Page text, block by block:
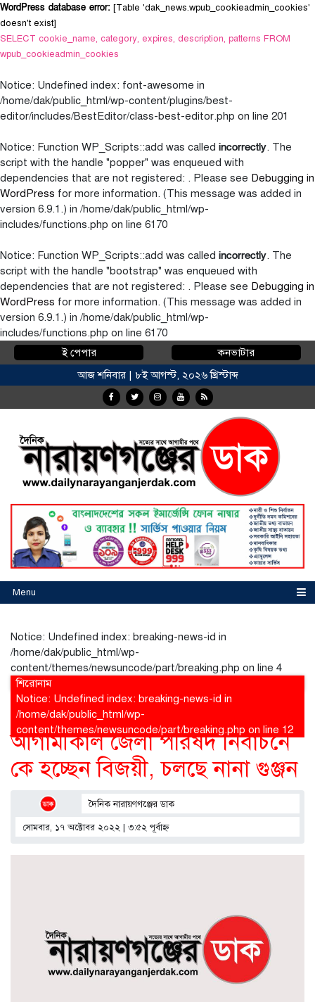
WordPress database error: [Table 'dak_news.wpub_cookieadmin_cookies'
doesn't exist]
SELECT cookie_name, category, expires, description, patterns FROM
wpub_cookieadmin_cookies
Notice: Undefined index: font-awesome in
/home/dak/public_html/wp-content/plugins/best-
editor/includes/BestEditor/class-best-editor.php on line 201
Notice: Function WP_Scripts::add was called incorrectly. The
script with the handle "popper" was enqueued with
dependencies that are not registered: . Please see Debugging in
WordPress for more information. (This message was added in
version 6.9.1.) in /home/dak/public_html/wp-
includes/functions.php on line 6170
Notice: Function WP_Scripts::add was called incorrectly. The
script with the handle "bootstrap" was enqueued with
dependencies that are not registered: . Please see Debugging in
WordPress for more information. (This message was added in
version 6.9.1.) in /home/dak/public_html/wp-
includes/functions.php on line 6170
ই পেপার
কনভাটার
আজ শনিবার | ৮ই আগস্ট, ২০২৬ খ্রিস্টাব্দ
Menu
Notice: Undefined index: breaking-news-id in
/home/dak/public_html/wp-
content/themes/newsuncode/part/breaking.php on line 4
শিরোনাম
Notice: Undefined index: breaking-news-id in
/home/dak/public_html/wp-
content/themes/newsuncode/part/breaking.php on line 12
বোনাফাইড মশারি কারখানার বিরুদ্ধে শ্রম আইন লঙ্ঘনের
বোনাফাইড মশারি কারখানার বিরুদ্ধে শ্রম আইন লঙ্ঘনের
Home »সোনারগাঁও
আগামীকাল জেলা পরিষদ নির্বাচনে
কে হচ্ছেন বিজয়ী, চলছে নানা গুঞ্জন
দৈনিক নারায়ণগঞ্জের ডাক
সোমবার, ১৭ অক্টোবর ২০২২ | ৩:৫২ পূর্বাহ্ণ